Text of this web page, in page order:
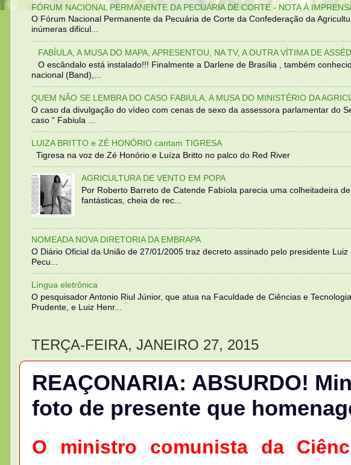
FÓRUM NACIONAL PERMANENTE DA PECUÁRIA DE CORTE - NOTA À
O Fórum Nacional Permanente da Pecuária de Corte da Confederação da
inúmeras dificul...
FABÍULA, A MUSA DO MAPA, APRESENTOU, NA TV, A OUTRA VÍTIMA DE
O escândalo está instalado!!! Finalmente a Darlene de Brasília , também
nacional (Band),...
QUEM NÃO SE LEMBRA DO CASO FABIULA, A MUSA DO MINISTÉRIO DA
O caso da divulgação do vídeo com cenas de sexo da assessora parlamentar do
caso “ Fabiula ...
LUIZA BRITTO e ZÉ HONÓRIO cantam TIGRESA
Tigresa na voz de Zé Honório e Luíza Britto no palco do Red River
AGRICULTURA DE VENTO EM POPA
Por Roberto Barreto de Catende Fabíola parecia uma colheitadeira
fantásticas, cheia de rec...
NOMEADA NOVA DIRETORIA DA EMBRAPA
O Diário Oficial da União de 27/01/2005 traz decreto assinado pelo presidente
Pecu...
Língua eletrônica
O pesquisador Antonio Riul Júnior, que atua na Faculdade de Ciências e
Prudente, e Luiz Henr...
TERÇA-FEIRA, JANEIRO 27, 2015
REAÇONARIA: ABSURDO!
foto de presente que
O ministro comunista da